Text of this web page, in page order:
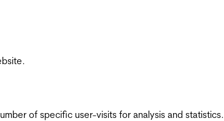
of specific user-visits for analysis and statistics.